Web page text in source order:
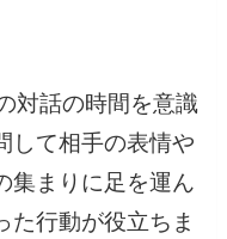
対話の時間を意識
して相手の表情や
集まりに足を運ん
た行動が役立ちま